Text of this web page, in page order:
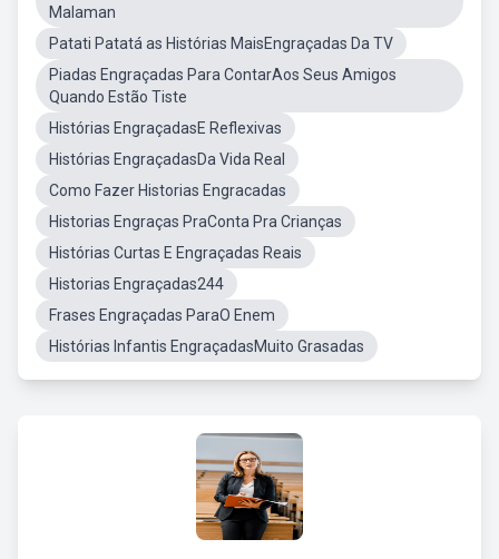
Malaman
Patati Patatá as Histórias MaisEngraçadas Da TV
Piadas Engraçadas Para ContarAos Seus Amigos
Quando Estão Tiste
Histórias EngraçadasE Reflexivas
Histórias EngraçadasDa Vida Real
Como Fazer Historias Engracadas
Historias Engraças PraConta Pra Crianças
Histórias Curtas E Engraçadas Reais
Historias Engraçadas244
Frases Engraçadas ParaO Enem
Histórias Infantis EngraçadasMuito Grasadas